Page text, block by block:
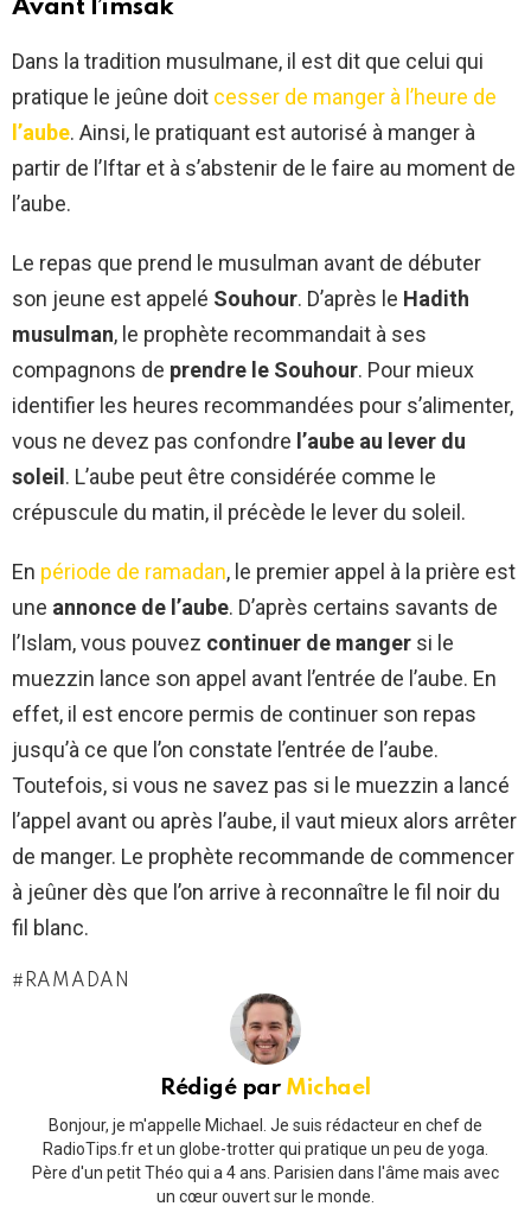
— SOCCER212 (@SCCR_212)
April 4, 2022
Avant l’imsak
Dans la tradition musulmane, il est dit que celui qui
pratique le jeûne doit cesser de manger à l’heure de
l’aube. Ainsi, le pratiquant est autorisé à manger à
partir de l’Iftar et à s’abstenir de le faire au moment de
l’aube.
Le repas que prend le musulman avant de débuter
son jeune est appelé Souhour. D’après le Hadith
musulman, le prophète recommandait à ses
compagnons de prendre le Souhour. Pour mieux
identifier les heures recommandées pour s’alimenter,
vous ne devez pas confondre l’aube au lever du
soleil . L’aube peut être considérée comme le
crépuscule du matin, il précède le lever du soleil.
En période de ramadan, le premier appel à la prière est
une annonce de l’aube. D’après certains savants de
l’Islam, vous pouvez continuer de manger si le
muezzin lance son appel avant l’entrée de l’aube. En
effet, il est encore permis de continuer son repas
jusqu’à ce que l’on constate l’entrée de l’aube.
Toutefois, si vous ne savez pas si le muezzin a lancé
l’appel avant ou après l’aube, il vaut mieux alors arrêter
de manger. Le prophète recommande de commencer
à jeûner dès que l’on arrive à reconnaître le fil noir du
fil blanc.
RAMADAN
Rédigé par Michael
Bonjour, je m'appelle Michael. Je suis rédacteur en chef de
RadioTips.fr et un globe-trotter qui pratique un peu de yoga.
Père d'un petit Théo qui a 4 ans. Parisien dans l'âme mais avec
un cœur ouvert sur le monde.